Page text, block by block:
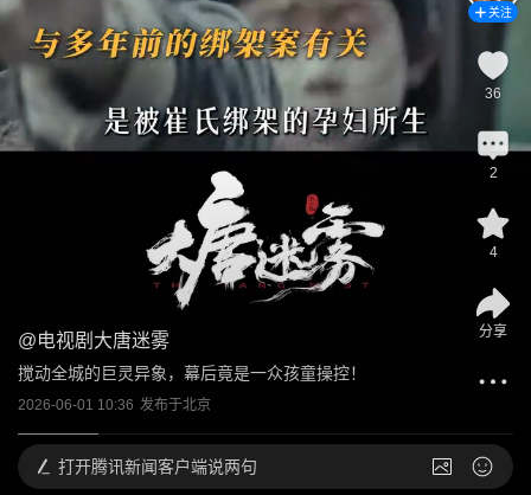
@电视剧大唐迷雾
搅动全城的巨灵异象，幕后竟是一众孩童操控！
2026-06-01 10:36 发布于北京
关注
36
2
4
分享
打开腾讯新闻客户端说两句